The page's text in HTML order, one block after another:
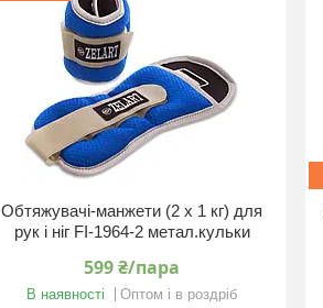
Обтяжувачі-манжети (2 x 1 кг) для
рук і ніг FI-1964-2 метал.кульки
599 ₴/пара
В наявності Оптом і в роздріб